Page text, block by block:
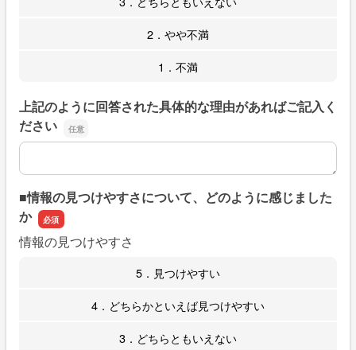
2．やや不満
1．不満
上記のように回答された具体的な理由があればご記入く
ださい
上記のように回答された具体的な理由があればご記入くだ
■情報の見つけやすさについて、どのように感じました
か
情報の見つけやすさ
5．見つけやすい
4．どちらかといえば見つけやすい
3．どちらともいえない